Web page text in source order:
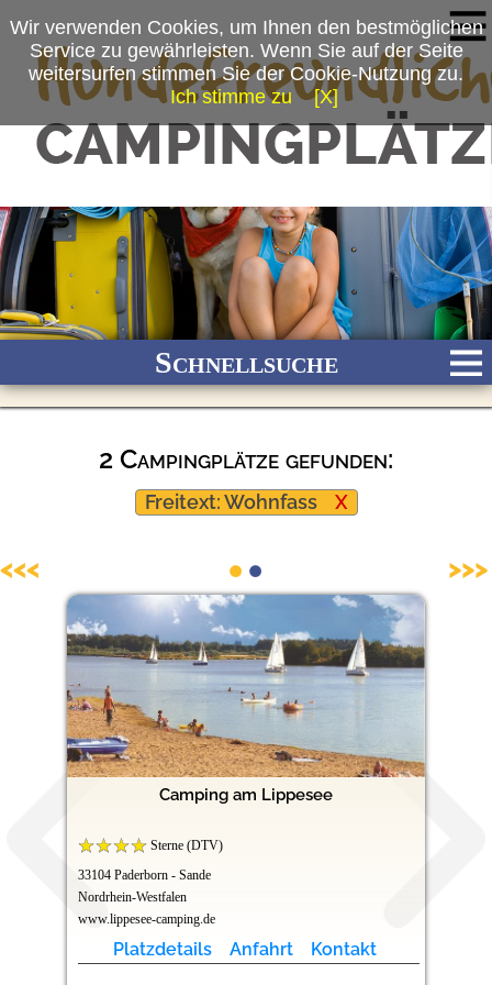
Schnellsuche
Fluss Meer Gebirge See
Wald/Wiesen
Ganzjährig geöffnet
Hundefreundliche Campingplätze
2 Campingplätze gefunden:
Freitext: Wohnfass X
Camping am Lippesee
Sterne (DTV)
33104 Paderborn - Sande
Nordrhein-Westfalen
www.lippesee-camping.de
Platzdetails Anfahrt Kontakt
<<< >>>
Wir verwenden Cookies, um Ihnen den bestmöglichen
Service zu gewährleisten. Wenn Sie auf der Seite
weitersurfen stimmen Sie der Cookie-Nutzung zu.
Ich stimme zu
[X]